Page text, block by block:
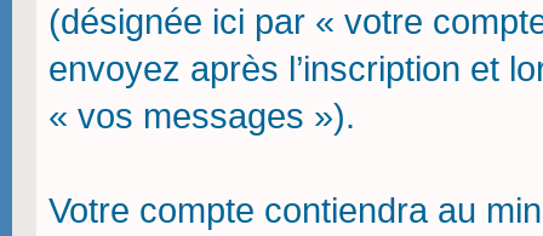
(désignée ici par « votre
envoyez après l’inscription et
« vos messages »).
Votre compte contiendra au